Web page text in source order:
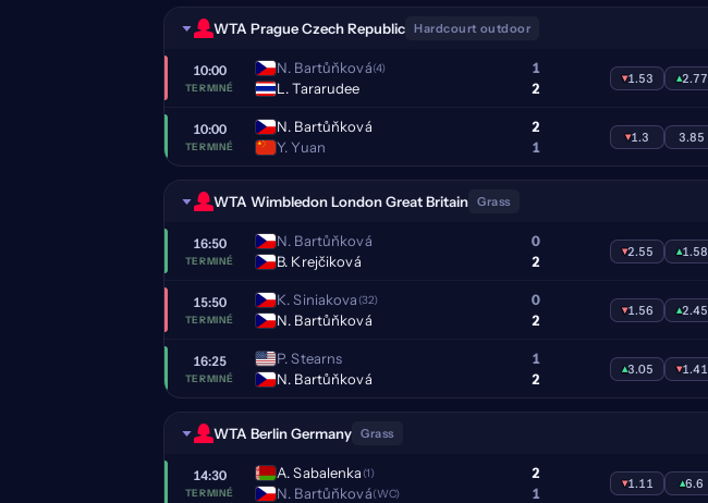
WTA Prague Czech Republic Hardcourt outdoor
10:00
TERMINÉ
N. Bartůňková(4)
L. Tararudee
1
2
▾1.53 ▴2.77
10:00
TERMINÉ
N. Bartůňková
Y. Yuan
2
1
▾1.3 3.85
WTA Wimbledon London Great Britain Grass
16:50
TERMINÉ
N. Bartůňková
B. Krejčiková
0
2
▾2.55 ▴1.58
15:50
TERMINÉ
K. Siniakova (32)
N. Bartůňková
0
2
▾1.56 ▴2.45
16:25
TERMINÉ
P. Stearns
N. Bartůňková
1
2
▴3.05 ▾1.41
WTA Berlin Germany Grass
14:30
TERMINÉ
A. Sabalenka (1)
N. Bartůňková(WC)
2
1
▾1.11 ▴6.6